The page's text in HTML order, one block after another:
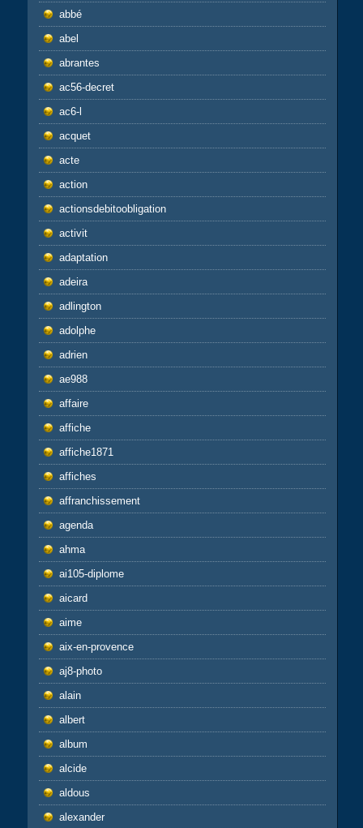
abbé
abel
abrantes
ac56-decret
ac6-l
acquet
acte
action
actionsdebitoobligation
activit
adaptation
adeira
adlington
adolphe
adrien
ae988
affaire
affiche
affiche1871
affiches
affranchissement
agenda
ahma
ai105-diplome
aicard
aime
aix-en-provence
aj8-photo
alain
albert
album
alcide
aldous
alexander